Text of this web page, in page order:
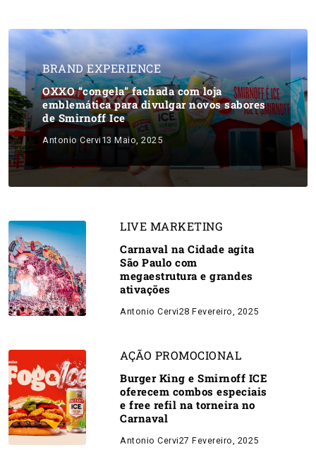
BRAND EXPERIENCE
OXXO “congela” fachada com loja
emblemática para divulgar novos sabores
de Smirnoff Ice
Antonio Cervi 13 Maio, 2025
LIVE MARKETING
Carnaval na Cidade agita
São Paulo com
megaestrutura e grandes
ativações
Antonio Cervi28 Fevereiro, 2025
AÇÃO PROMOCIONAL
Burger King e Smirnoff ICE
oferecem combos especiais
e free refil na torneira no
Carnaval
Antonio Cervi27 Fevereiro, 2025